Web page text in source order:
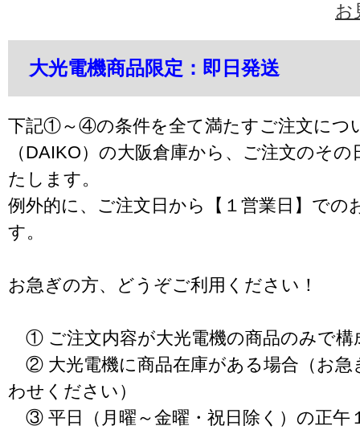
お
大光電機商品限定：即日発送
下記①～④の条件を全て満たすご注文につ
（DAIKO）の大阪倉庫から、ご注文のそ
たします。
例外的に、ご注文日から【１営業日】での
す。
お急ぎの方、どうぞご利用ください！
① ご注文内容が大光電機の商品のみで構
② 大光電機に商品在庫がある場合（お急
わせください）
③ 平日（月曜～金曜・祝日除く）の正午